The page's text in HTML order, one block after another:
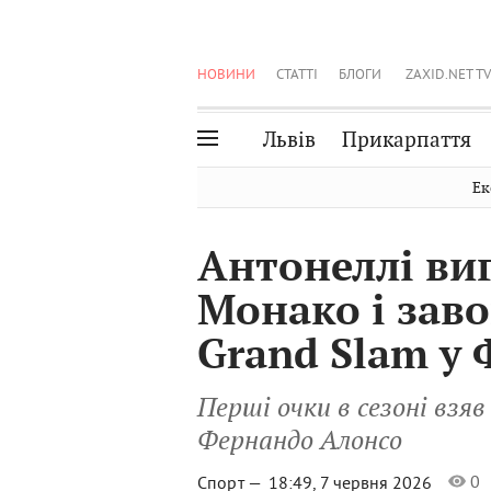
НОВИНИ СТАТТІ БЛОГИ ZAXID.NET TV
Львів Прикарпаття
Волинь
Закарпаття
Чернівці
Шептицький
Антонеллі
Монако і
Grand Slam у
Перші очки в сезоні
Фернандо Алонсо
Спорт — 18:49, 7 червня 2026 0